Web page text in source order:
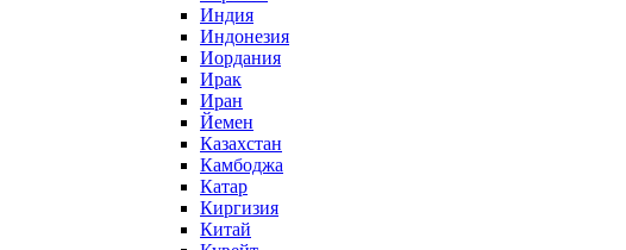
Индия
Индонезия
Иордания
Ирак
Иран
Йемен
Казахстан
Камбоджа
Катар
Киргизия
Китай